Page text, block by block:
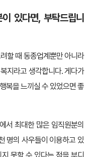
있다면, 부탁드립니
할 때 동종업계뿐만 아니라
지라고 생각합니다. 게다가
복을 느끼실 수 있었으면 좋
서 최대한 많은 임직원분의
명의 사우들이 이용하고 있